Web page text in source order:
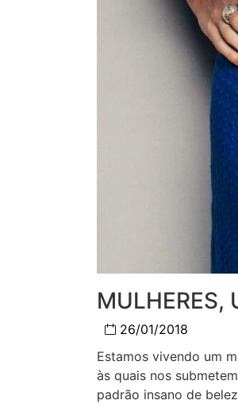
MULHERES,
26/01/2018
Estamos vivendo um
às quais nos
padrão insano de